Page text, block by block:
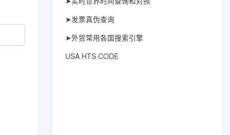
➤发票真伪查询
➤外贸常用各国搜索引擎
USA HTS CODE